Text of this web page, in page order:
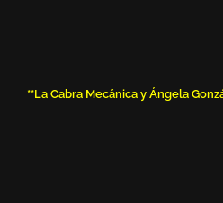
**La Cabra Mecánica y Ángela